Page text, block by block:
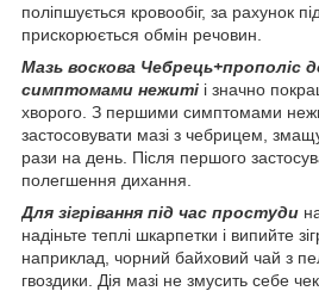
поліпшується кровообіг, за рахунок
прискорюється обмін речовин.
Мазь воскова Чебрець+прополіс
симптомами нежиті і значно
хворого. З першими симптомами
застосовувати мазі з чебрицем,
рази на день. Після першого
полегшення дихання.
Для зігрівання під час простуди
надіньте теплі шкарпетки і випийте
наприклад, чорний байховий чай з
гвоздики. Дія мазі не змусить себе